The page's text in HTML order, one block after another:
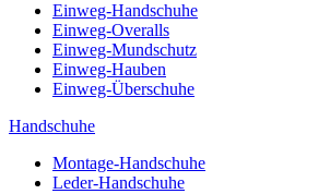
Einweg-Handschuhe
Einweg-Overalls
Einweg-Mundschutz
Einweg-Hauben
Einweg-Überschuhe
Handschuhe
Montage-Handschuhe
Leder-Handschuhe